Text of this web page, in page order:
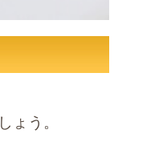
ょう。